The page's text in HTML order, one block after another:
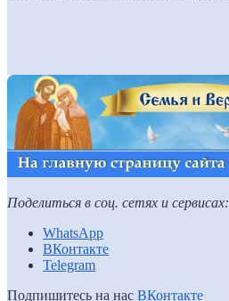
Поделиться в соц. сетях и сервисах:
WhatsApp
ВКонтакте
Telegram
Подпишитесь на нас ВКонтакте